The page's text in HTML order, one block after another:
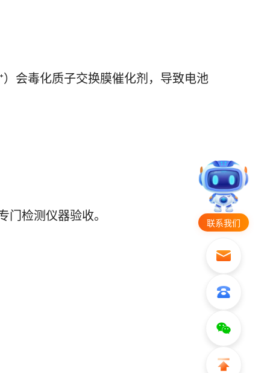
会毒化质子交换膜催化剂，导致电池
门检测仪器验收。
联系我们